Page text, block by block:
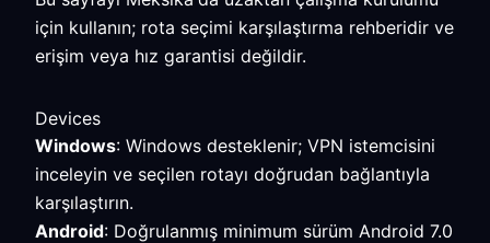
için kullanın; rota seçimi karşılaştırma rehberidir ve
erişim veya hız garantisi değildir.
Devices
Windows: Windows desteklenir; VPN istemcisini
inceleyin ve seçilen rotayı doğrudan bağlantıyla
karşılaştırın.
Android: Doğrulanmış minimum sürüm Android 7.0